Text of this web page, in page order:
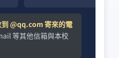
@qq.com 寄來的電
等其他信箱與本校